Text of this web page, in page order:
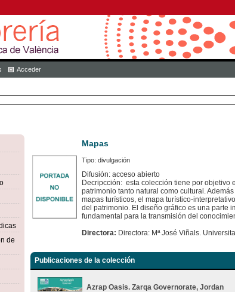
Acceder
de
Mapas
Tipo: divulgación
Difusión: acceso abierto
Decripcción: esta colección tiene por objetivo
patrimonio tanto natural como cultural.
mapas turísticos, el mapa turístico-
del patrimonio. El diseño gráfico es una parte
fundamental para la transmisión del
Directora: Directora: Mª José Viñals.
Publicaciones de la colección
Azrap Oasis. Zarqa Governorate, Jordan